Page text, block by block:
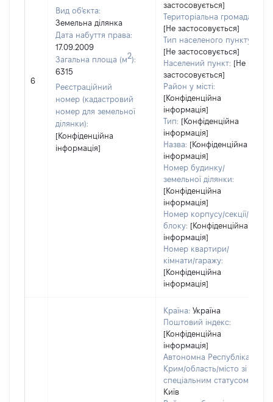
6
Вид об'єкта:
Земельна ділянка
Дата набуття права:
17.09.2009
Загальна площа (м2):
6315
Реєстраційний
номер (кадастровий
номер для земельної
ділянки):
[Конфіденційна
інформація]
застосовується]
Територіальна громада:
[Не застосовується]
Тип населеного пункту:
[Не застосовується]
Населений пункт: [Не
застосовується]
Район у місті:
[Конфіденційна
інформація]
Тип: [Конфіденційна
інформація]
Назва: [Конфіденційна
інформація]
Номер будинку/
земельної ділянки:
[Конфіденційна
інформація]
Номер корпусу/секції/
блоку: [Конфіденційна
інформація]
Номер квартири/
кімнати/гаражу:
[Конфіденційна
інформація]
Країна: Україна
Поштовий індекс:
[Конфіденційна
інформація]
Автономна Республіка
Крим/область/місто зі
спеціальним статусом:
Київ